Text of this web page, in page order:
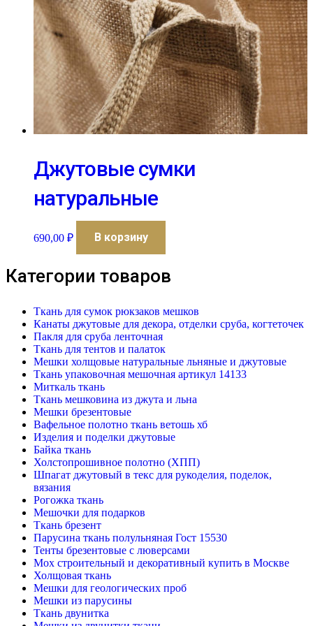
Джутовые сумки
натуральные
690,00 ₽ В корзину
Категории товаров
Ткань для сумок рюкзаков мешков
Канаты джутовые для декора, отделки сруба, когтеточек
Пакля для сруба ленточная
Ткань для тентов и палаток
Мешки холщовые натуральные льняные и джутовые
Ткань упаковочная мешочная артикул 14133
Миткаль ткань
Ткань мешковина из джута и льна
Мешки брезентовые
Вафельное полотно ткань ветошь хб
Изделия и поделки джутовые
Байка ткань
Холстопрошивное полотно (ХПП)
Шпагат джутовый в текс для рукоделия, поделок,
вязания
Рогожка ткань
Мешочки для подарков
Ткань брезент
Парусина ткань полульняная Гост 15530
Тенты брезентовые с люверсами
Мох строительный и декоративный купить в Москве
Холщовая ткань
Мешки для геологических проб
Мешки из парусины
Ткань двунитка